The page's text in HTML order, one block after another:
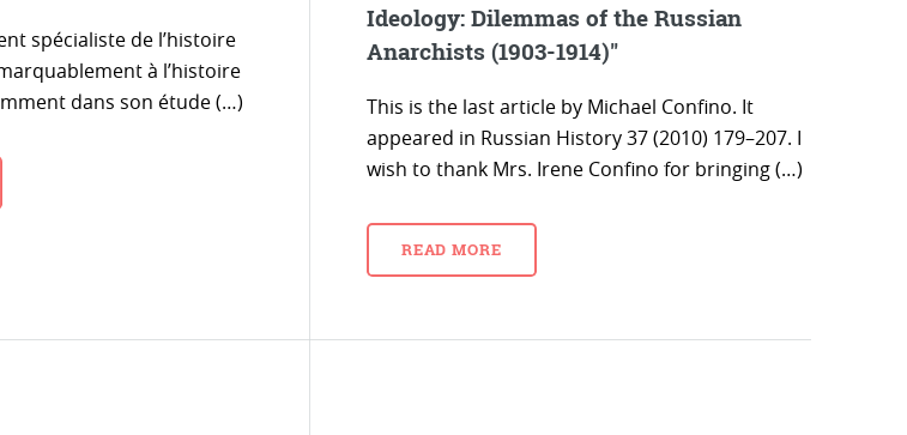
spécialiste de l’histoire
à l’histoire
dans son étude (…)
Ideology: Dilemmas of the Russian
Anarchists (1903-1914)"
This is the last article by Michael Confino. It
appeared in Russian History 37 (2010) 179–207. I
wish to thank Mrs. Irene Confino for bringing (…)
READ MORE